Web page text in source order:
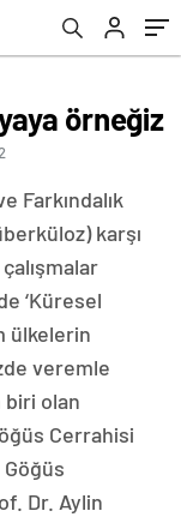
örneğiz
Farkındalık
karşı
‘Küresel
ülkelerin
veremle
olan
Cerrahisi
Dr. Aylin